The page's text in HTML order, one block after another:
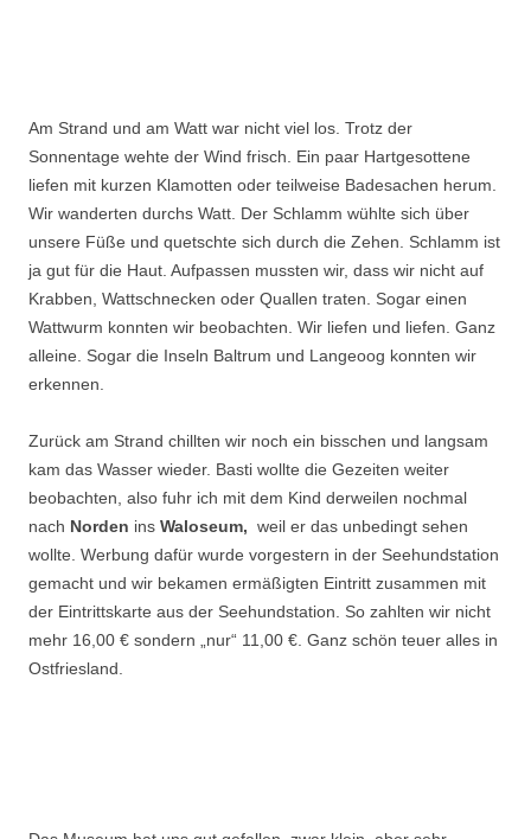
Am Strand und am Watt war nicht viel los. Trotz der
Sonnentage wehte der Wind frisch. Ein paar Hartgesottene
liefen mit kurzen Klamotten oder teilweise Badesachen herum.
Wir wanderten durchs Watt. Der Schlamm wühlte sich über
unsere Füße und quetschte sich durch die Zehen. Schlamm ist
ja gut für die Haut. Aufpassen mussten wir, dass wir nicht auf
Krabben, Wattschnecken oder Quallen traten. Sogar einen
Wattwurm konnten wir beobachten. Wir liefen und liefen. Ganz
alleine. Sogar die Inseln Baltrum und Langeoog konnten wir
erkennen.
Zurück am Strand chillten wir noch ein bisschen und langsam
kam das Wasser wieder. Basti wollte die Gezeiten weiter
beobachten, also fuhr ich mit dem Kind derweilen nochmal
nach Norden ins Waloseum, weil er das unbedingt sehen
wollte. Werbung dafür wurde vorgestern in der Seehundstation
gemacht und wir bekamen ermäßigten Eintritt zusammen mit
der Eintrittskarte aus der Seehundstation. So zahlten wir nicht
mehr 16,00 € sondern „nur“ 11,00 €. Ganz schön teuer alles in
Ostfriesland.